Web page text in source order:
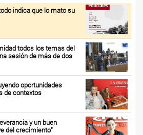
indica que lo mato su
todos los temas del
sesión de más de dos
oportunidades
de contextos
y un buen
del crecimiento"